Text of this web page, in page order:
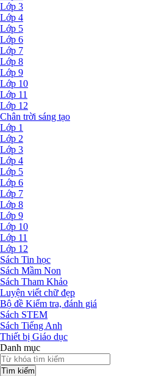
Lớp 3
Lớp 4
Lớp 5
Lớp 6
Lớp 7
Lớp 8
Lớp 9
Lớp 10
Lớp 11
Lớp 12
Chân trời sáng tạo
Lớp 1
Lớp 2
Lớp 3
Lớp 4
Lớp 5
Lớp 6
Lớp 7
Lớp 8
Lớp 9
Lớp 10
Lớp 11
Lớp 12
Sách Tin học
Sách Mầm Non
Sách Tham Khảo
Luyện viết chữ đẹp
Bộ đề Kiểm tra, đánh giá
Sách STEM
Sách Tiếng Anh
Thiết bị Giáo dục
Danh mục
Tìm kiếm